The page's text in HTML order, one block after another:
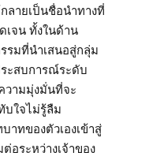
ลายเป็นชื่อนำทางที่
เจน ทั้งในด้าน
รมที่นำเสนอสู่กลุ่ม
ะสบการณ์ระดับ
วามมุ่งมั่นที่จะ
บใจไม่รู้ลืม
าทของตัวเองเข้าสู่
อระหว่างเจ้าของ